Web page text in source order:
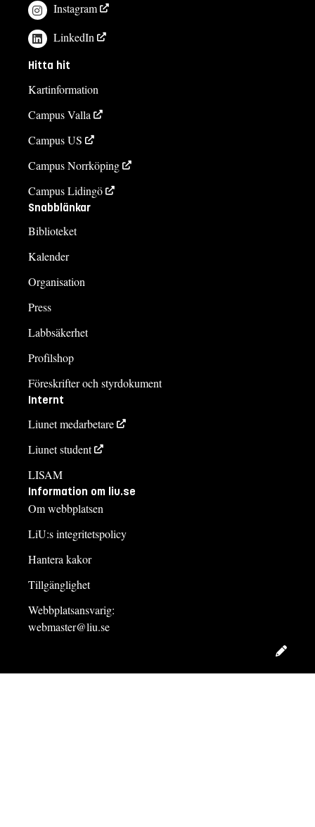
Instagram
LinkedIn
Hitta hit
Kartinformation
Campus Valla
Campus US
Campus Norrköping
Campus Lidingö
Snabblänkar
Biblioteket
Kalender
Organisation
Press
Labbsäkerhet
Profilshop
Föreskrifter och styrdokument
Internt
Liunet medarbetare
Liunet student
LISAM
Information om liu.se
Om webbplatsen
LiU:s integritetspolicy
Hantera kakor
Tillgänglighet
Webbplatsansvarig:
webmaster@liu.se